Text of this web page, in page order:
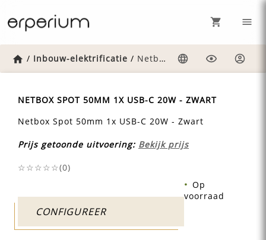
Home
/ Inbouw-elektrificatie / Netbox-spot-50mm-1x-usb-c-20w-zwart
NETBOX SPOT 50MM 1X USB-C 20W - ZWART
Netbox Spot 50mm 1x USB-C 20W - Zwart
Prijs getoonde uitvoering: Bekijk prijs
☆☆☆☆☆(0)
CONFIGUREER
Op
voorraad